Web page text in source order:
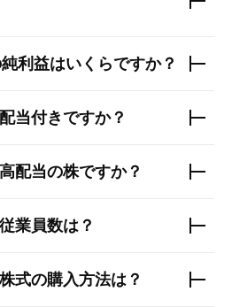
利益はいくらですか？
当付きですか？
配当の株ですか？
業員数は？
式の購入方法は？